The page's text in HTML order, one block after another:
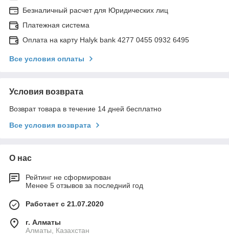
Безналичный расчет для Юридических лиц
Платежная система
Оплата на карту Halyk bank 4277 0455 0932 6495
Все условия оплаты
Условия возврата
Возврат товара в течение 14 дней бесплатно
Все условия возврата
О нас
Рейтинг не сформирован
Менее 5 отзывов за последний год
Работает с 21.07.2020
г. Алматы
Алматы, Казахстан